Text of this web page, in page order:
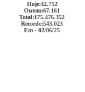
Hoje:42.712
Ontem:67.161
Total:175.476.352
Recorde:543.023
Em - 02/06/25